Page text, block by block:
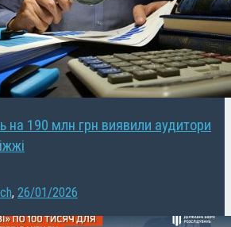
на 190 млн грн виявили аудитори
, 26/01/2026